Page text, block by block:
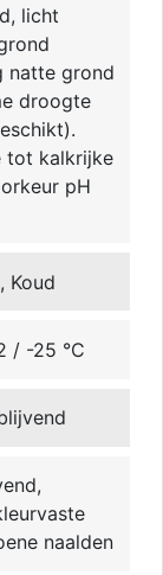
licht
natte grond
droogte
tot kalkrijke
pH
Koud
/ -25 °C
naalden